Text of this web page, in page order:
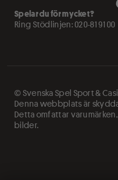
Spelar du för mycket?
Ring Stödlinjen:020-81 91 00
© Svenska Spel Sport &
Denna webbplats är
Detta omfattar
bilder.